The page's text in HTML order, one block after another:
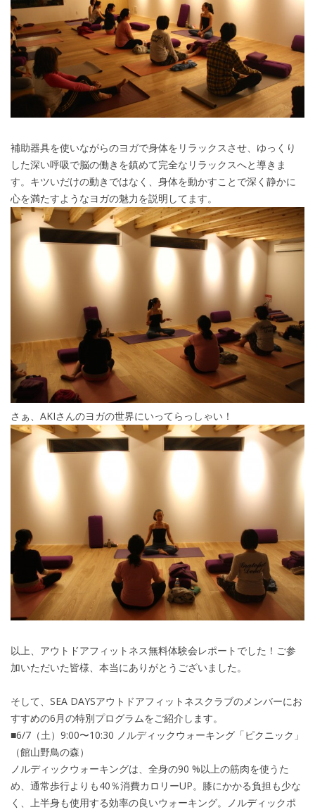
補助器具を使いながらのヨガで身体をリラックスさせ、ゆっくり
した深い呼吸で脳の働きを鎮めて完全なリラックスへと導きま
す。キツいだけの動きではなく、身体を動かすことで深く静かに
心を満たすようなヨガの魅力を説明してます。
さぁ、AKIさんのヨガの世界にいってらっしゃい！
以上、アウトドアフィットネス無料体験会レポートでした！ご参
加いただいた皆様、本当にありがとうございました。
そして、SEA DAYSアウトドアフィットネスクラブのメンバーにお
すすめの6月の特別プログラムをご紹介します。
■6/7（土）9:00〜10:30 ノルディックウォーキング「ピクニック」
（館山野鳥の森）
ノルディックウォーキングは、全身の90 %以上の筋肉を使うた
め、通常歩行よりも40％消費カロリーUP。膝にかかる負担も少な
く、上半身も使用する効率の良いウォーキング。ノルディックポ